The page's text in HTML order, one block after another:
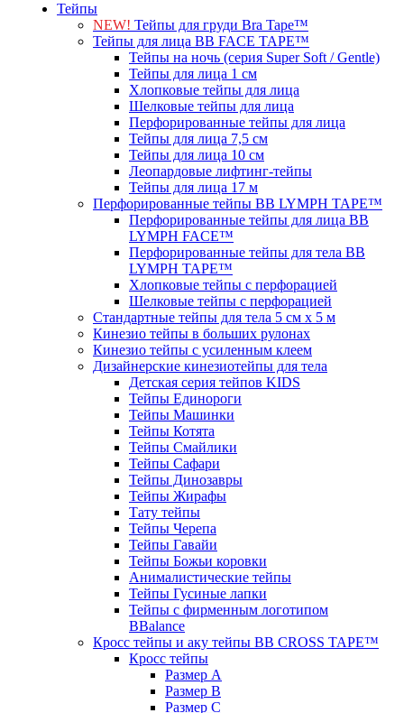
Тейпы
NEW! Тейпы для груди Bra Tape™
Тейпы для лица BB FACE TAPE™
Тейпы на ночь (серия Super Soft / Gentle)
Тейпы для лица 1 см
Хлопковые тейпы для лица
Шелковые тейпы для лица
Перфорированные тейпы для лица
Тейпы для лица 7,5 см
Тейпы для лица 10 см
Леопардовые лифтинг-тейпы
Тейпы для лица 17 м
Перфорированные тейпы BB LYMPH TAPE™
Перфорированные тейпы для лица BB
LYMPH FACE™
Перфорированные тейпы для тела BB
LYMPH TAPE™
Хлопковые тейпы с перфорацией
Шелковые тейпы с перфорацией
Стандартные тейпы для тела 5 см x 5 м
Кинезио тейпы в больших рулонах
Кинезио тейпы с усиленным клеем
Дизайнерские кинезиотейпы для тела
Детская серия тейпов KIDS
Тейпы Единороги
Тейпы Машинки
Тейпы Котята
Тейпы Смайлики
Тейпы Сафари
Тейпы Динозавры
Тейпы Жирафы
Тату тейпы
Тейпы Черепа
Тейпы Гавайи
Тейпы Божьи коровки
Анималистические тейпы
Тейпы Гусиные лапки
Тейпы с фирменным логотипом
BBalance
Кросс тейпы и аку тейпы BB CROSS TAPE™
Кросс тейпы
Размер А
Размер B
Размер С